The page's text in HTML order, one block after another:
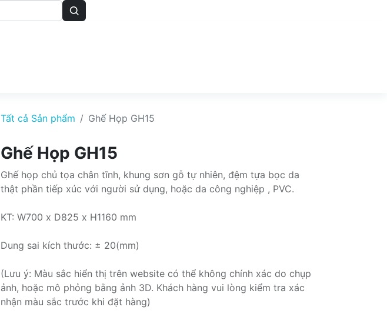
Tất cả Sản phẩm Ghế Họp GH15
Ghế Họp GH15
Ghế họp chủ tọa chân tĩnh, khung sơn gỗ tự nhiên, đệm tựa bọc da
thật phần tiếp xúc với người sử dụng, hoặc da công nghiệp , PVC.
KT: W700 x D825 x H1160 mm
Dung sai kích thước: ± 20(mm)
(Lưu ý: Màu sắc hiển thị trên website có thể không chính xác do chụp
ảnh, hoặc mô phỏng bằng ảnh 3D. Khách hàng vui lòng kiểm tra xác
nhận màu sắc trước khi đặt hàng)